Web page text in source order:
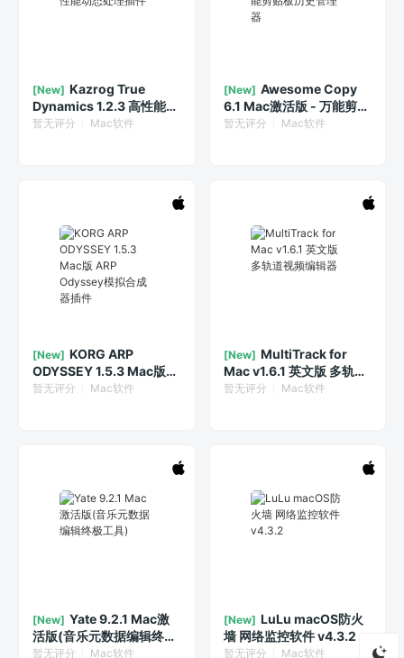
[New] Kazrog True
Dynamics 1.2.3 高性能动
态处理插件
暂无评分 Mac软件
[New] Awesome Copy
6.1 Mac激活版 - 万能剪贴
板历史管理器
暂无评分 Mac软件
[New] KORG ARP
ODYSSEY 1.5.3 Mac版
ARP Odyssey模拟合成器
暂无评分 Mac软件
[New] MultiTrack for
Mac v1.6.1 英文版 多轨道
视频编辑器
暂无评分 Mac软件
[New] Yate 9.2.1 Mac激
活版(音乐元数据编辑终极
工具)
暂无评分 Mac软件
[New] LuLu macOS防火
墙 网络监控软件 v4.3.2
暂无评分 Mac软件